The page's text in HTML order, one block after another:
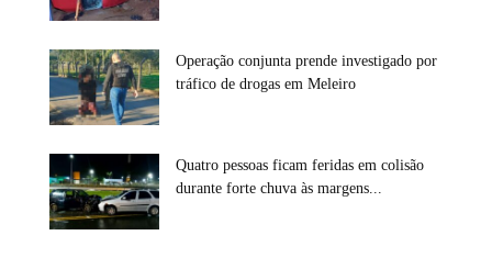
Operação conjunta prende investigado por
tráfico de drogas em Meleiro
Quatro pessoas ficam feridas em colisão
durante forte chuva às margens...